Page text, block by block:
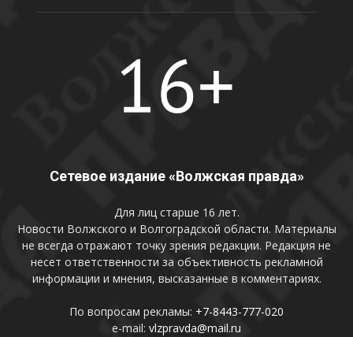
Сетевое издание «Волжская правда»
Для лиц старше 16 лет.
Новости Волжского и Волгоградской области. Материалы
не всегда отражают точку зрения редакции. Редакция не
несет ответственности за объективность рекламной
информации и мнения, высказанные в комментариях.
По вопросам рекламы: +7-8443-777-020
e-mail: vlzpravda@mail.ru